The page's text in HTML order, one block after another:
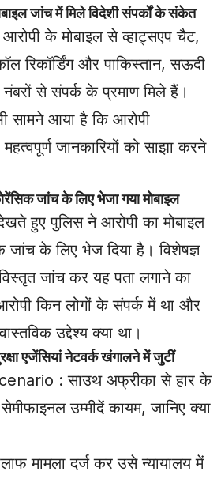
जांच में मिले विदेशी संपर्कों के संकेत
के मोबाइल से व्हाट्सएप चैट,
रिकॉर्डिंग और पाकिस्तान, सऊदी
से संपर्क के प्रमाण मिले हैं।
सामने आया है कि आरोपी
जानकारियों को साझा करने
जांच के लिए भेजा गया मोबाइल
हुए पुलिस ने आरोपी का मोबाइल
के लिए भेज दिया है। विशेषज्ञ
जांच कर यह पता लगाने का
किन लोगों के संपर्क में था और
उद्देश्य क्या था।
एजेंसियां नेटवर्क खंगालने में जुटीं
: साउथ अफ्रीका से हार के
उम्मीदें कायम, जानिए क्या
मामला दर्ज कर उसे न्यायालय में